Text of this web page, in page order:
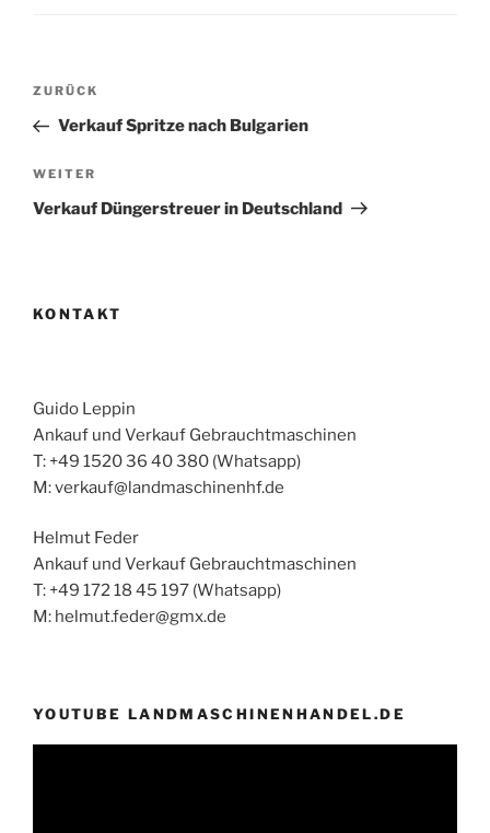
Beitragsnavigation
Vorheriger
Beitrag
ZURÜCK
Verkauf Spritze nach Bulgarien
Nächster
Beitrag
WEITER
Verkauf Düngerstreuer in Deutschland
KONTAKT
Guido Leppin
Ankauf und Verkauf Gebrauchtmaschinen
T: +49 1520 36 40 380 (Whatsapp)
M: verkauf@landmaschinenhf.de
Helmut Feder
Ankauf und Verkauf Gebrauchtmaschinen
T: +49 172 18 45 197 (Whatsapp)
M: helmut.feder@gmx.de
YOUTUBE LANDMASCHINENHANDEL.DE